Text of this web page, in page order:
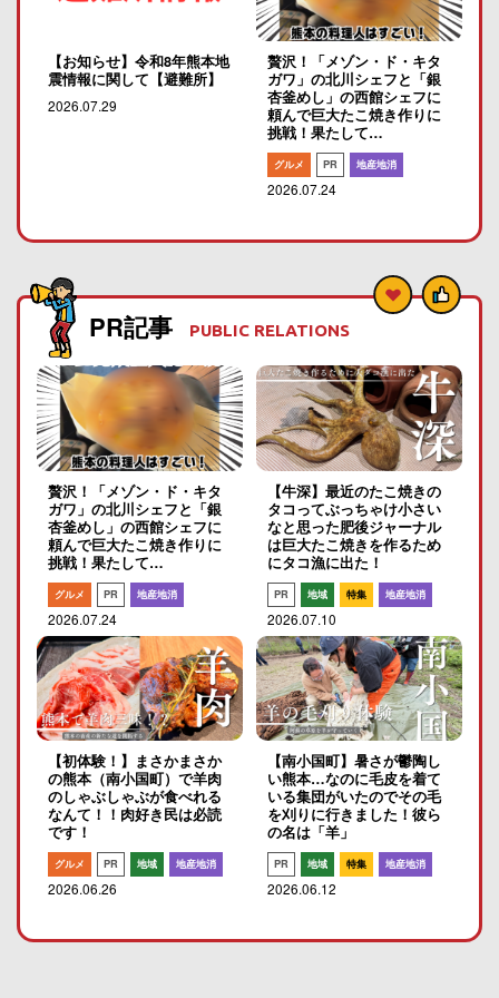
【お知らせ】令和8年熊本地
震情報に関して【避難所】
2026.07.29
贅沢！「メゾン・ド・キタ
ガワ」の北川シェフと「銀
杏釜めし」の西館シェフに
頼んで巨大たこ焼き作りに
挑戦！果たして…
グルメ PR 地産地消
2026.07.24
PR記事 PUBLIC RELATIONS
贅沢！「メゾン・ド・キタ
ガワ」の北川シェフと「銀
杏釜めし」の西館シェフに
頼んで巨大たこ焼き作りに
挑戦！果たして…
グルメ PR 地産地消
2026.07.24
【牛深】最近のたこ焼きの
タコってぶっちゃけ小さい
なと思った肥後ジャーナル
は巨大たこ焼きを作るため
にタコ漁に出た！
PR 地域 特集 地産地消
2026.07.10
【初体験！】まさかまさか
の熊本（南小国町）で羊肉
のしゃぶしゃぶが食べれる
なんて！！肉好き民は必読
です！
グルメ PR 地域 地産地消
2026.06.26
【南小国町】暑さが鬱陶し
い熊本…なのに毛皮を着て
いる集団がいたのでその毛
を刈りに行きました！彼ら
の名は「羊」
PR 地域 特集 地産地消
2026.06.12